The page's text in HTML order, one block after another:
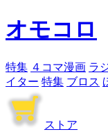
オモコロ
特集 ４コマ漫画 ラ
イター 特集 ブロス
ストア